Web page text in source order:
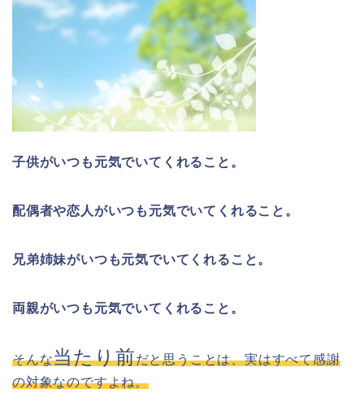
子供がいつも元気でいてくれること。
配偶者や恋人がいつも元気でいてくれること。
兄弟姉妹がいつも元気でいてくれること。
両親がいつも元気でいてくれること。
そんな当たり前だと思うことは、実はすべて感謝
の対象なのですよね。